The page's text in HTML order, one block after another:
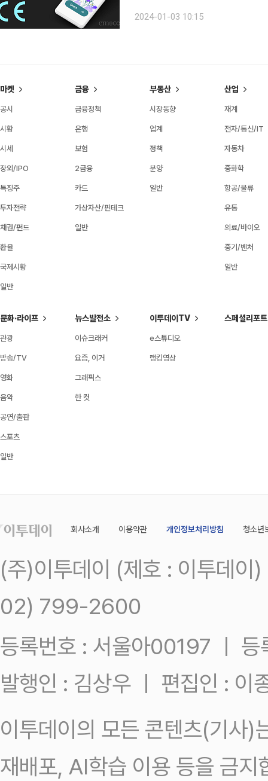
‘Cogthera GmbH’를 통해
2024-01-03 10:15
마켓
공시
시황
시세
장외/IPO
특징주
투자전략
채권/펀드
환율
국제시황
일반
금융
금융정책
은행
보험
2금융
카드
가상자산/핀테크
일반
부동산
시장동향
업계
정책
분양
일반
산업
재계
전자/통신/IT
자동차
중화학
항공/물류
유통
의료/바이오
중기/벤처
일반
문화·라이프
관광
방송/TV
영화
음악
공연/출판
스포츠
일반
뉴스발전소
이슈크래커
요즘, 이거
그래픽스
한 컷
이투데이TV
e스튜디오
랭킹영상
스페셜리포트
회사소개 이용약관 개인정보처리방침 청소년
(주)이투데이 (제호 : 이투데
02) 799-2600
등록번호 : 서울아00197 ㅣ
발행인 : 김상우 ㅣ 편집인 : 이
이투데이의 모든 콘텐츠(기사)
재배포, AI학습 이용 등을 금지